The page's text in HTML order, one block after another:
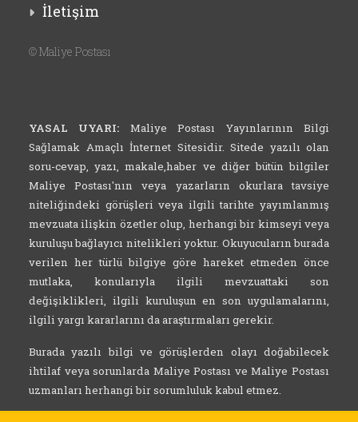
İletişim
©Maliye Postası
YASAL UYARI: Maliye Postası Yayınlarının Bilgi
Sağlamak Amaçlı İnternet Sitesidir. Sitede yazılı olan
soru-cevap, yazı, makale,haber ve diğer bütün bilgiler
Maliye Postası'nın veya yazarların okurlara tavsiye
niteliğindeki görüşleri veya ilgili tarihte yayımlanmış
mevzuata ilişkin özetler olup, herhangi bir kimseyi veya
kuruluşu bağlayıcı nitelikleri yoktur. Okuyucuların burada
verilen her türlü bilgiye göre hareket etmeden önce
mutlaka, konularıyla ilgili mevzuattaki son
değişiklikleri, ilgili kuruluşun en son uygulamalarını,
ilgili yargı kararlarını da araştırmaları gerekir.
Burada yazılı bilgi ve görüşlerden olayı doğabilecek
ihtilaf veya sorunlarda Maliye Postası ve Maliye Postası
uzmanları herhangi bir sorumluluk kabul etmez.